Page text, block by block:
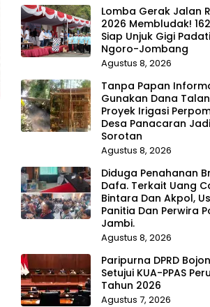
Lomba Gerak Jalan
2026 Membludak!
Siap Unjuk Gigi
Ngoro-Jombang
Agustus 8, 2026
Tanpa Papan
Gunakan Dana
Proyek Irigasi
Desa Panacaran Jadi
Sorotan
Agustus 8, 2026
Diduga Penahanan
Dafa. Terkait Uang
Bintara Dan Akpol,
Panitia Dan Perwira
Jambi.
Agustus 8, 2026
Paripurna DPRD
Setujui KUA-PPAS
Tahun 2026
Agustus 7, 2026